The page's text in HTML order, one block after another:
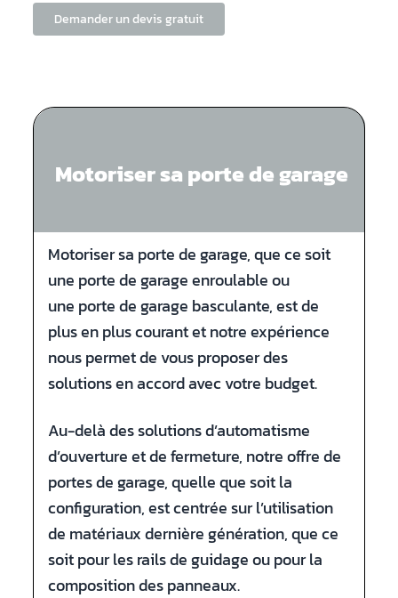
Demander un devis gratuit
Motoriser sa porte de garage
Motoriser sa porte de garage, que ce soit
une porte de garage enroulable ou
une porte de garage basculante, est de
plus en plus courant et notre expérience
nous permet de vous proposer des
solutions en accord avec votre budget.
Au-delà des solutions d’automatisme
d’ouverture et de fermeture, notre offre de
portes de garage, quelle que soit la
configuration, est centrée sur l’utilisation
de matériaux dernière génération, que ce
soit pour les rails de guidage ou pour la
composition des panneaux.